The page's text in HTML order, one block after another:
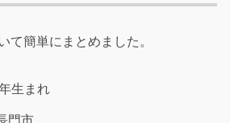
て簡単にまとめました。
生まれ
門市